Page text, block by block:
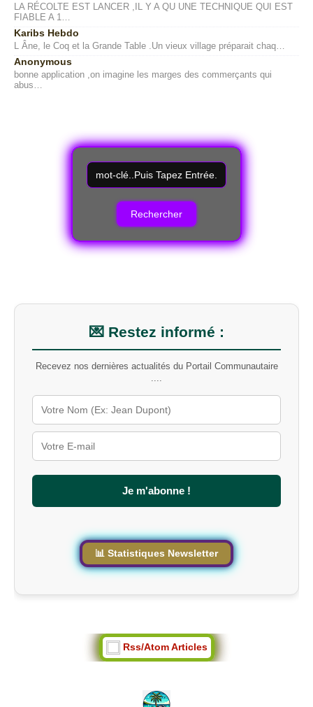
LA RÉCOLTE EST LANCER ,IL Y A QU UNE TECHNIQUE QUI EST
FIABLE A 1…
Karibs Hebdo
L Âne, le Coq et la Grande Table .Un vieux village préparait chaq…
Anonymous
bonne application ,on imagine les marges des commerçants qui
abus…
R
e
c
m
o
t
-
l
é
u
r
l
e
💌 Restez informé :
Recevez nos dernières actualités du Portail Communautaire
....
Je m'abonne !
📊 Statistiques Newsletter
Rss/Atom Articles